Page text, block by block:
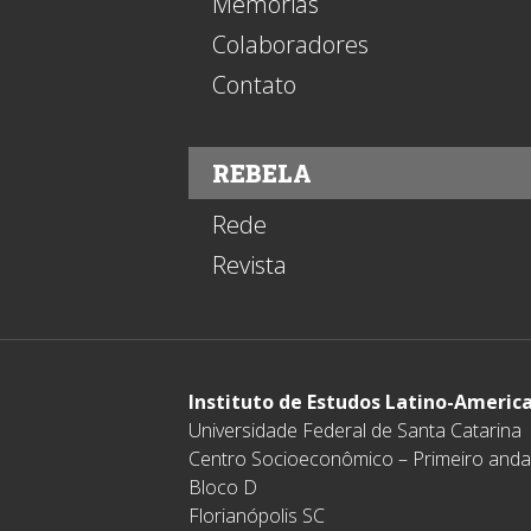
Colaboradores
Contato
REBELA
Rede
Revista
Instituto de Estudos Latino-
Universidade Federal de Santa Catarina
Centro Socioeconômico – Primeiro
Bloco D
Florianópolis SC